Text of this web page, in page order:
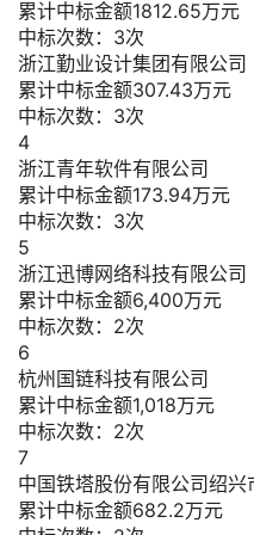
累计中标金额1812.65万元
中标次数：3次
浙江勤业设计集团有限公司
累计中标金额307.43万元
中标次数：3次
4
浙江青年软件有限公司
累计中标金额173.94万元
中标次数：3次
5
浙江迅博网络科技有限公司
累计中标金额6,400万元
中标次数：2次
6
杭州国链科技有限公司
累计中标金额1,018万元
中标次数：2次
7
中国铁塔股份有限公司绍兴
累计中标金额682.2万元